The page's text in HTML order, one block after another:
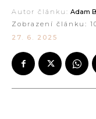
Autor článku: Adam
Zobrazení článku:
27. 6. 2025